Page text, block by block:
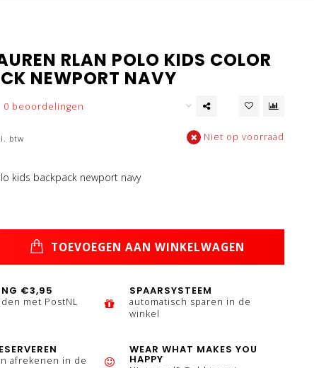
RLAN POLO KIDS COLOR
NEWPORT NAVY
0 beoordelingen
btw Niet op voorraad
kids backpack newport navy
TOEVOEGEN AAN WINKELWAGEN
€3,95
met PostNL
SPAARSYSTEEM
automatisch sparen in de
winkel
afrekenen in de
WEAR WHAT MAKES YOU
HAPPY